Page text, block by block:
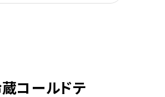
ストッカー
コールドテ